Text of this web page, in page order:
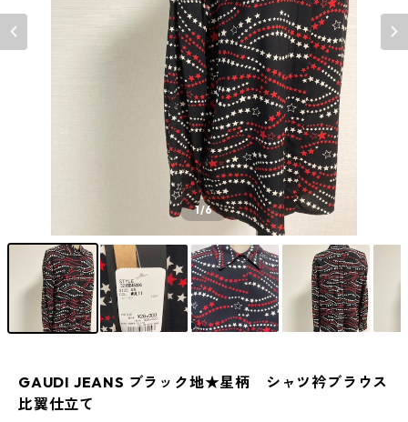
1/6
GAUDI JEANS ブラック地★星柄 シャツ衿ブラウス
比翼仕立て